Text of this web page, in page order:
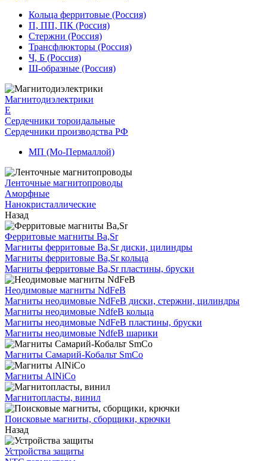
Кольца ферритовые (Россия)
П, ПП, ПК (Россия)
Стержни (Россия)
Трансфлюкторы (Россия)
Ч, Б (Россия)
Ш-образные (Россия)
Магнитодиэлектрики
E
Сердечники тороидальные
Сердечники производства РФ
МП (Мо-Пермаллой)
Ленточные магнитопроводы
Аморфные
Нанокристаллические
Назад
Ферритовые магниты Ba,Sr
Магниты ферритовые Ba,Sr диски, цилиндры
Магниты ферритовые Ba,Sr кольца
Магниты ферритовые Ba,Sr пластины, бруски
Неодимовые магниты NdFeB
Магниты неодимовые NdFeB диски, стержни, цилиндры
Магниты неодимовые NdfeB кольца
Магниты неодимовые NdFeB пластины, бруски
Магниты неодимовые NdfeB шарики
Магниты Самарий-Кобальт SmCo
Магниты AlNiCo
Магнитопласты, винил
Поисковые магниты, сборщики, крючки
Назад
Устройства защиты